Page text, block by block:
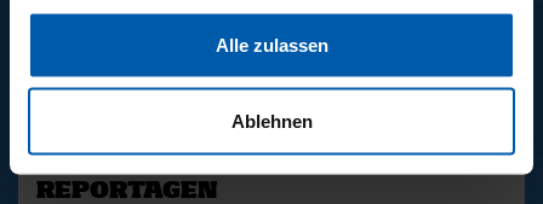
Cookie-Erklärung oder durch Klicken auf das Privacy
Trigger Symbol ändern oder widerrufen
Ihr Gerät durch aktives Scannen nach bestimmten
Alle zulassen
Ablehnen
BAYER LEVERKUSEN -
HAMBURGER SV -
REPORTAGEN